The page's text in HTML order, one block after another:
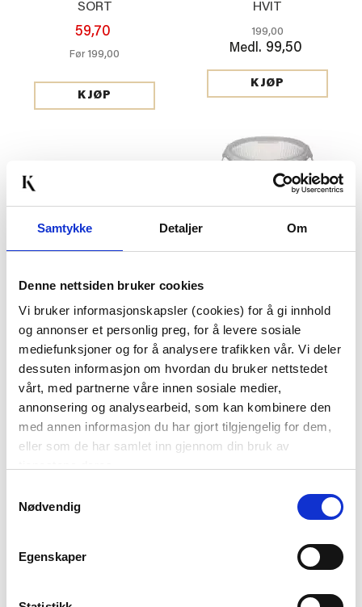
Samtykke Detaljer Om
Denne nettsiden bruker cookies
Vi bruker informasjonskapsler (cookies) for å gi innhold
og annonser et personlig preg, for å levere sosiale
mediefunksjoner og for å analysere trafikken vår. Vi deler
dessuten informasjon om hvordan du bruker nettstedet
vårt, med partnerne våre innen sosiale medier,
annonsering og analysearbeid, som kan kombinere den
med annen informasjon du har gjort tilgjengelig for dem,
eller som de har samlet inn gjennom din bruk av
Nødvendig
Egenskaper
SORT
59,70
Før 199,00
KJØP
HVIT
199,00
Medl. 99,50
KJØP
399,00
KJØP
SENGETØY KREPP
ISPINNEFORM